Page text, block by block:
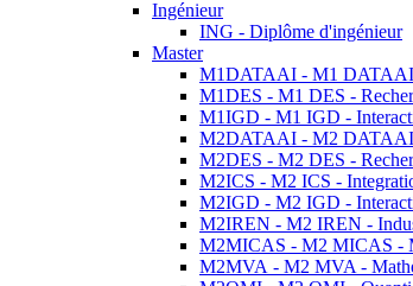
Ingénieur
ING - Diplôme d'ingénieur
Master
M1DATAAI - M1 DATAAI
M1DES - M1 DES -
M1IGD - M1 IGD -
M2DATAAI - M2 DATAAI
M2DES - M2 DES -
M2ICS - M2 ICS -
M2IGD - M2 IGD -
M2IREN - M2 IREN -
M2MICAS - M2 MICAS -
M2MVA - M2 MVA -